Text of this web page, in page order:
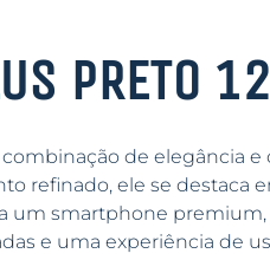
PRETO
de elegância e
refinado, ele se destaca
um smartphone
e uma experiência de